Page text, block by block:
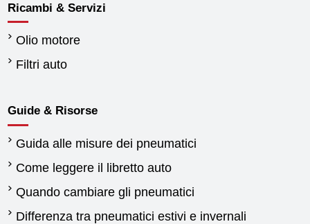
Ricambi & Servizi
Olio motore
Filtri auto
Guide & Risorse
Guida alle misure dei pneumatici
Come leggere il libretto auto
Quando cambiare gli pneumatici
Differenza tra pneumatici estivi e invernali